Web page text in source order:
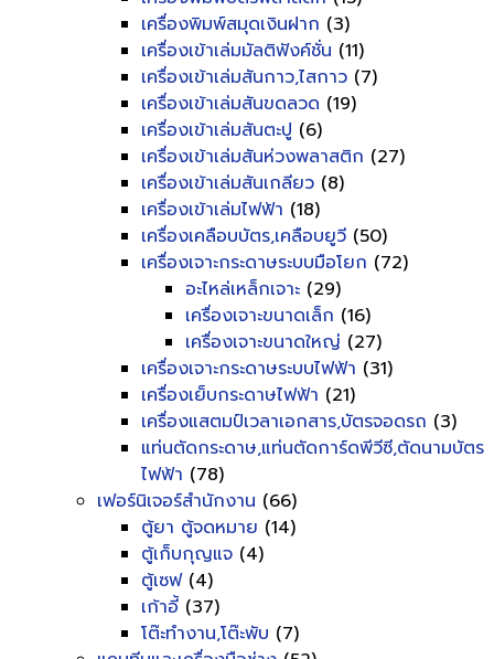
เครื่องพิมพ์สมุดเงินฝาก (3)
เครื่องเข้าเล่มมัลติฟังค์ชั่น (11)
เครื่องเข้าเล่มสันกาว,ไสกาว (7)
เครื่องเข้าเล่มสันขดลวด (19)
เครื่องเข้าเล่มสันตะปู (6)
เครื่องเข้าเล่มสันห่วงพลาสติก (27)
เครื่องเข้าเล่มสันเกลียว (8)
เครื่องเข้าเล่มไฟฟ้า (18)
เครื่องเคลือบบัตร,เคลือบยูวี (50)
เครื่องเจาะกระดาษระบบมือโยก (72)
อะไหล่เหล็กเจาะ (29)
เครื่องเจาะขนาดเล็ก (16)
เครื่องเจาะขนาดใหญ่ (27)
เครื่องเจาะกระดาษระบบไฟฟ้า (31)
เครื่องเย็บกระดาษไฟฟ้า (21)
เครื่องแสตมป์เวลาเอกสาร,บัตรจอดรถ (3)
แท่นตัดกระดาษ,แท่นตัดการ์ดพีวีซี,ตัดนามบัตร
ไฟฟ้า (78)
เฟอร์นิเจอร์สำนักงาน (66)
ตู้ยา ตู้จดหมาย (14)
ตู้เก็บกุญแจ (4)
ตู้เซฟ(4)
เก้าอี้ (37)
โต๊ะทำงาน,โต๊ะพับ (7)